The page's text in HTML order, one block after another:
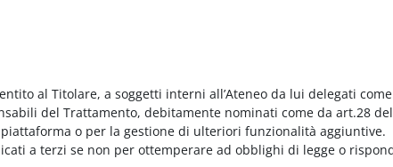
al Titolare, a soggetti interni all’Ateneo da lui delegati
del Trattamento, debitamente nominati come da art.28
o per la gestione di ulteriori funzionalità aggiuntive.
a terzi se non per ottemperare ad obblighi di legge o